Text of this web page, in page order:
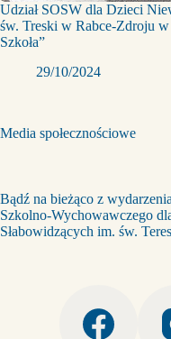
Udział SOSW dla Dzieci
św. Treski w Rabce-Zdroju
Szkoła”
29/10/2024
Media społecznościowe
Bądź na bieżąco z
Szkolno-Wychowawczego
Słabowidzących im. św.